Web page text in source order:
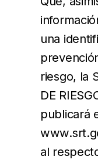
una
riesgo, la
DE
publicará
al